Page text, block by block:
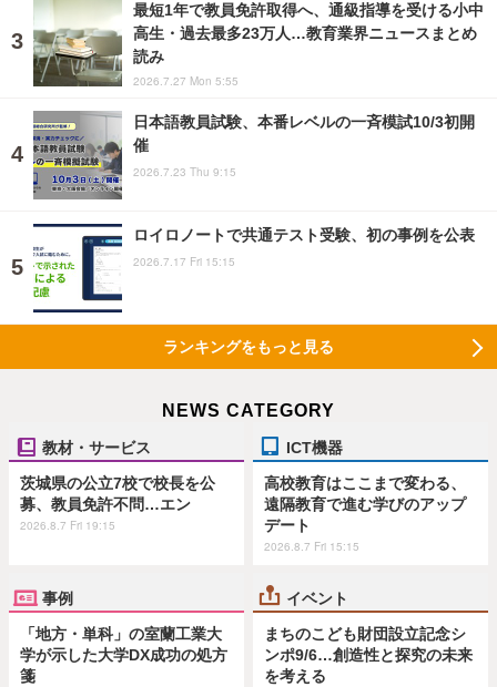
最短1年で教員免許取得へ、通級指導を受ける小中
高生・過去最多23万人…教育業界ニュースまとめ
読み
2026.7.27 Mon 5:55
日本語教員試験、本番レベルの一斉模試10/3初開
催
2026.7.23 Thu 9:15
ロイロノートで共通テスト受験、初の事例を公表
2026.7.17 Fri 15:15
ランキングをもっと見る
NEWS CATEGORY
教材・サービス
茨城県の公立7校で校長を公
募、教員免許不問…エン
2026.8.7 Fri 19:15
ICT機器
高校教育はここまで変わる、
遠隔教育で進む学びのアップ
デート
2026.8.7 Fri 15:15
事例
「地方・単科」の室蘭工業大
学が示した大学DX成功の処方
箋
イベント
まちのこども財団設立記念シ
ンポ9/6…創造性と探究の未来
を考える